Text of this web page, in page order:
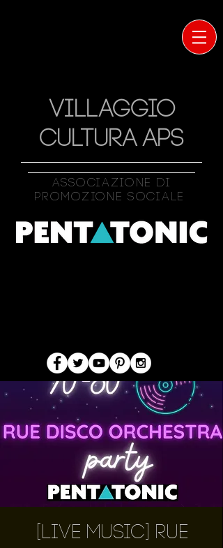
VILLAGGIO
CULTURA APS
Associazione Di
Promozione Sociale
[Live Music] Rue